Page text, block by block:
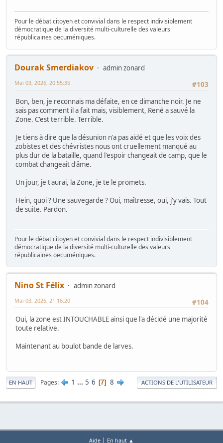
Pour le débat citoyen et convivial dans le respect indivisiblement
démocratique de la diversité multi-culturelle des valeurs
républicaines oecuméniques.
Dourak Smerdiakov
admin zonard
#103
Mai 03, 2026, 20:55:35
Bon, ben, je reconnais ma défaite, en ce dimanche noir. Je ne
sais pas comment il a fait mais, visiblement, René a sauvé la
Zone. C'est terrible. Terrible.
Je tiens à dire que la désunion n'a pas aidé et que les voix des
zobistes et des chévristes nous ont cruellement manqué au
plus dur de la bataille, quand l'espoir changeait de camp, que le
combat changeait d'âme.
Un jour, je t'aurai, la Zone, je te le promets.
Hein, quoi ? Une sauvegarde ? Oui, maîtresse, oui, j'y vais. Tout
de suite. Pardon.
Pour le débat citoyen et convivial dans le respect indivisiblement
démocratique de la diversité multi-culturelle des valeurs
républicaines oecuméniques.
Nino St Félix
admin zonard
#104
Mai 03, 2026, 21:16:20
Oui, la zone est INTOUCHABLE ainsi que l'a décidé une majorité
toute relative.
Maintenant au boulot bande de larves.
EN HAUT Pages 1 ... 5 6 7 8 ACTIONS DE L'UTILISATEUR
Aide | En haut ▲